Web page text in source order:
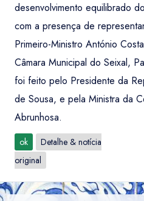
desenvolvimento equilibrado
com a presença de
Primeiro-Ministro António
Câmara Municipal do Seixal,
foi feito pelo Presidente da
de Sousa, e pela Ministra da
Abrunhosa.
ok
Detalhe & notícia
original